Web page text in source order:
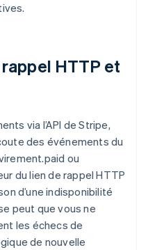
HTTP et
via l’API de Stripe,
des événements du
ou
du lien de rappel HTTP
d’une indisponibilité
peut que vous ne
les échecs de
de nouvelle